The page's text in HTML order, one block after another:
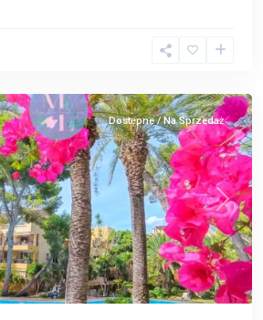
Dostępne / Na Sprzedaż